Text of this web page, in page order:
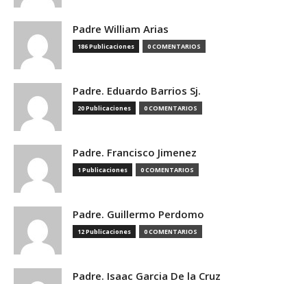
Padre William Arias
186 Publicaciones 0 COMENTARIOS
Padre. Eduardo Barrios Sj.
20 Publicaciones 0 COMENTARIOS
Padre. Francisco Jimenez
1 Publicaciones 0 COMENTARIOS
Padre. Guillermo Perdomo
12 Publicaciones 0 COMENTARIOS
Padre. Isaac Garcia De la Cruz